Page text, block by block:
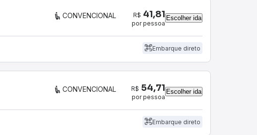
CONVENCIONAL R$ 41,81
por pessoa
Escolher ida
Embarque direto
CONVENCIONAL R$ 54,71
por pessoa
Escolher ida
Embarque direto